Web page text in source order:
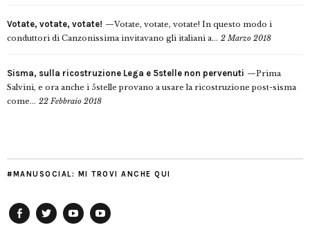
Votate, votate, votate!
Votate, votate, votate! In questo modo i
conduttori di Canzonissima invitavano gli italiani a... 2 Marzo 2018
Sisma, sulla ricostruzione Lega e 5stelle non pervenuti
Prima
Salvini, e ora anche i 5stelle provano a usare la ricostruzione post-sisma
come... 22 Febbraio 2018
#MANUSOCIAL: MI TROVI ANCHE QUI